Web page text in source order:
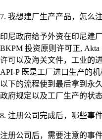
7. 我想建厂生产产品，怎么
印尼政府给予外资在印尼建
BKPM 投资原则许可正,
许可以及海关文件，工业的
API-P 既是工厂进口生产的
以下的流程使到最后拿到永
政府规定以及工厂生产的状
8. 注册公司完成后，哪些事
注册公司后，需要注意的事